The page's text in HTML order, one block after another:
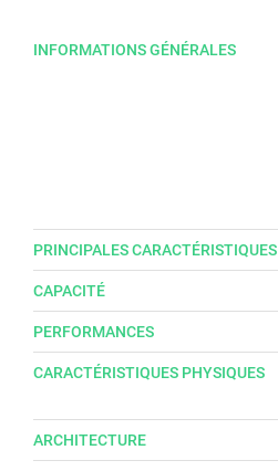
INFORMATIONS GÉNÉRALES
PRINCIPALES CARACTÉRISTIQUES
CAPACITÉ
PERFORMANCES
CARACTÉRISTIQUES PHYSIQUES
ARCHITECTURE